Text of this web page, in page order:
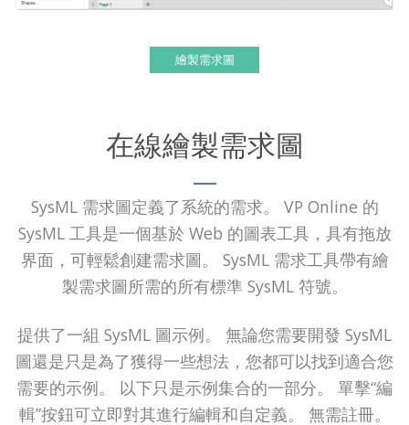
繪製需求圖
在線繪製需求圖
SysML 需求圖定義了系統的需求。 VP Online 的
SysML 工具是一個基於 Web 的圖表工具，具有拖放
界面，可輕鬆創建需求圖。 SysML 需求工具帶有繪
製需求圖所需的所有標準 SysML 符號。
提供了一組 SysML 圖示例。 無論您需要開發 SysML
圖還是只是為了獲得一些想法，您都可以找到適合您
需要的示例。 以下只是示例集合的一部分。 單擊“編
輯”按鈕可立即對其進行編輯和自定義。 無需註冊。